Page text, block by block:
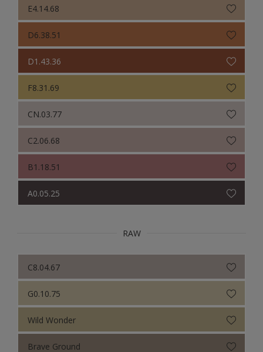
E4.14.68
D6.38.51
D1.43.36
F8.31.69
CN.03.77
C2.06.68
B1.18.51
A0.05.25
RAW
C8.04.67
G0.10.75
Wild Wonder
Brave Ground